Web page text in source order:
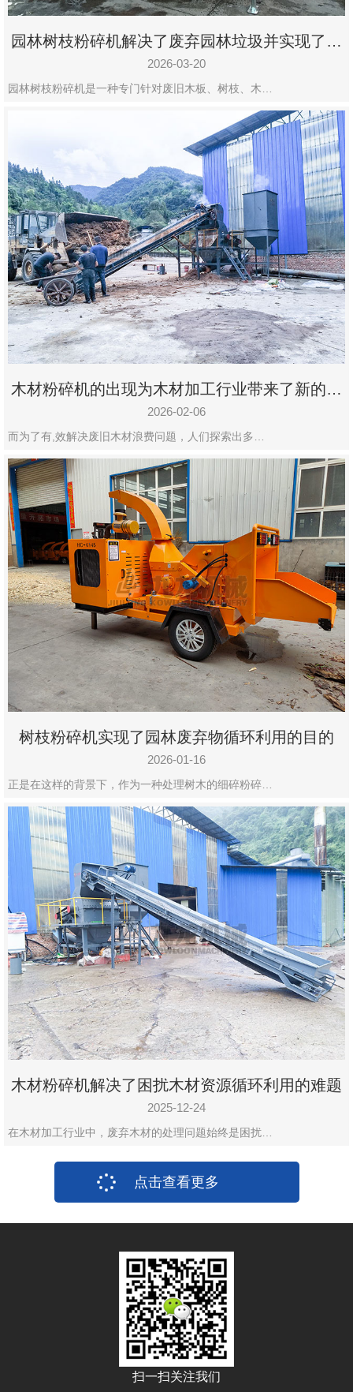
园林树枝粉碎机解决了废弃园林垃圾并实现了再
利用
2026-03-20
园林树枝粉碎机是一种专门针对废旧木板、树枝、木…
木材粉碎机的出现为木材加工行业带来了新的变
化
2026-02-06
而为了有,效解决废旧木材浪费问题，人们探索出多…
树枝粉碎机实现了园林废弃物循环利用的目的
2026-01-16
正是在这样的背景下，作为一种处理树木的细碎粉碎…
木材粉碎机解决了困扰木材资源循环利用的难题
2025-12-24
在木材加工行业中，废弃木材的处理问题始终是困扰…
点击查看更多
扫一扫关注我们